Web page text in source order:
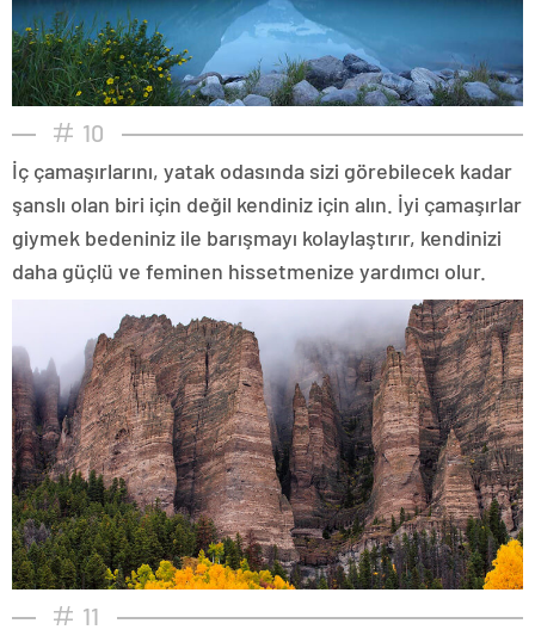
10
İç çamaşırlarını, yatak odasında sizi görebilecek kadar
şanslı olan biri için değil kendiniz için alın. İyi çamaşırlar
giymek bedeniniz ile barışmayı kolaylaştırır, kendinizi
daha güçlü ve feminen hissetmenize yardımcı olur.
11